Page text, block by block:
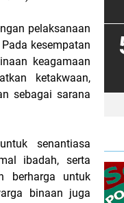
pelaksanaan
kesempatan
keagamaan
ketakwaan,
sebagai sarana
senantiasa
ibadah, serta
berharga untuk
binaan juga